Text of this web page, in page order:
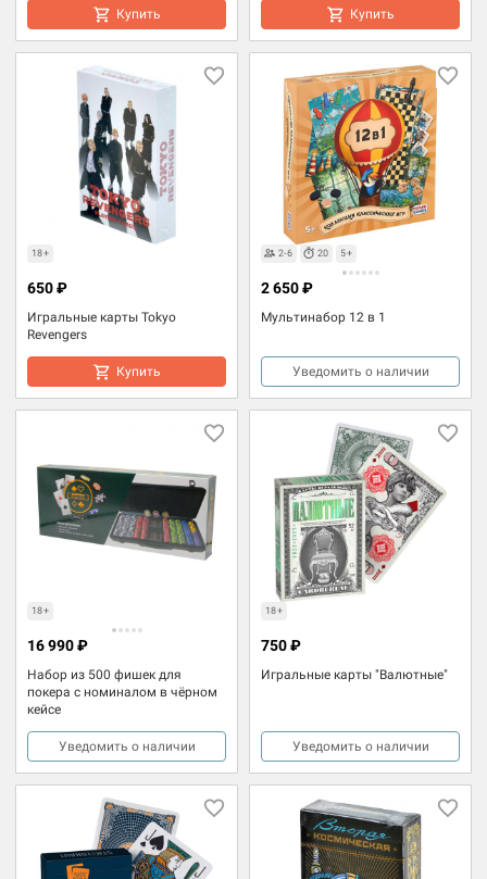
Купить Купить
18+
Игральные карты Tokyo
Revengers
650 ₽
Купить
2-6 20 5+
Мультинабор 12 в 1
2 650 ₽
Уведомить о наличии
18+
Набор из 500 фишек для
покера с номиналом в чёрном
кейсе
16 990 ₽
Уведомить о наличии
18+
Игральные карты "Валютные"
750 ₽
Уведомить о наличии